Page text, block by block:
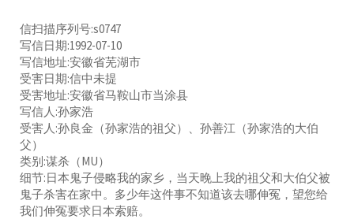
信扫描序列号:s0747
写信日期:1992-07-10
写信地址:安徽省芜湖市
受害日期:信中未提
受害地址:安徽省马鞍山市当涂县
写信人:孙家浩
受害人:孙良金（孙家浩的祖父）、孙善江（孙家浩的大伯
父）
类别:谋杀（MU）
细节:日本鬼子侵略我的家乡，当天晚上我的祖父和大伯父被
鬼子杀害在家中。多少年这件事不知道该去哪伸冤，望您给
我们伸冤要求日本索赔。